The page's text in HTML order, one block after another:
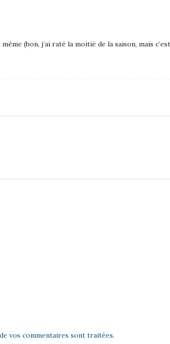
(bon, j’ai raté la moitié de la saison, mais
vos commentaires sont traitées.